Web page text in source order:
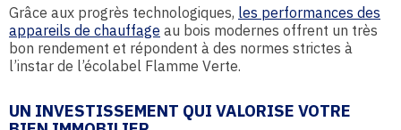
Grâce aux progrès technologiques, les performances des
appareils de chauffage au bois modernes offrent un très
bon rendement et répondent à des normes strictes à
l’instar de l’écolabel Flamme Verte.
UN INVESTISSEMENT QUI VALORISE VOTRE